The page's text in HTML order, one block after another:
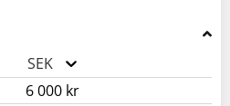
SEK
6 000 kr